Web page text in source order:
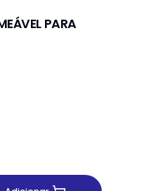
PARA